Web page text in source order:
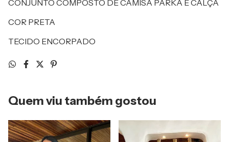
CONJUNTO COMPOSTO DE CAMISA PARKA E CALÇA
COR PRETA
TECIDO ENCORPADO
Quem viu também gostou